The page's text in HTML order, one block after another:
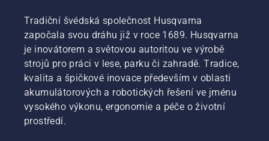
Tradiční švédská společnost Husqvarna
započala svou dráhu již v roce 1689. Husqvarna
je inovátorem a světovou autoritou ve výrobě
strojů pro práci v lese, parku či zahradě. Tradice,
kvalita a špičkové inovace především v oblasti
akumulátorových a robotických řešení ve jménu
vysokého výkonu, ergonomie a péče o životní
prostředí.